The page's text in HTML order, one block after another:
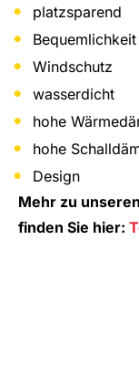
platzsparend
Bequemlichkeit
Windschutz
wasserdicht
hohe
hohe
Design
Mehr zu
finden Sie hier: